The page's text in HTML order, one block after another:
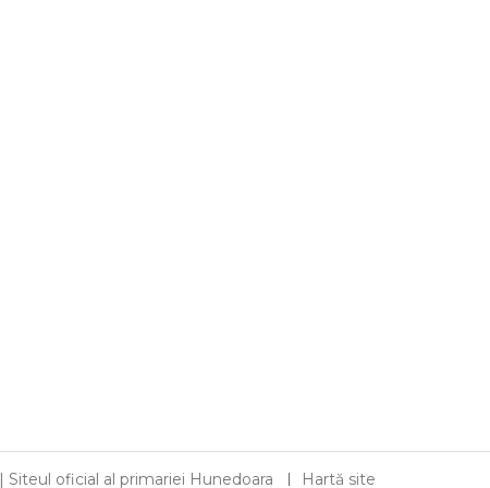
oficial al primariei Hunedoara Hartă site